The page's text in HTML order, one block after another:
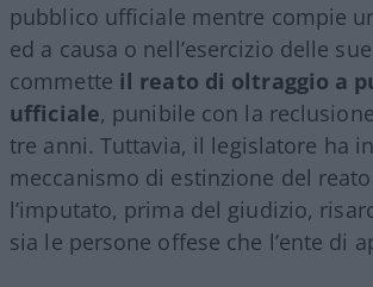
pubblico ufficiale mentre compie
ed a causa o nell’esercizio delle
commette il reato di oltraggio a
ufficiale, punibile con la
tre anni. Tuttavia, il legislatore ha
meccanismo di estinzione del
l’imputato, prima del giudizio,
sia le persone offese che l’ente di